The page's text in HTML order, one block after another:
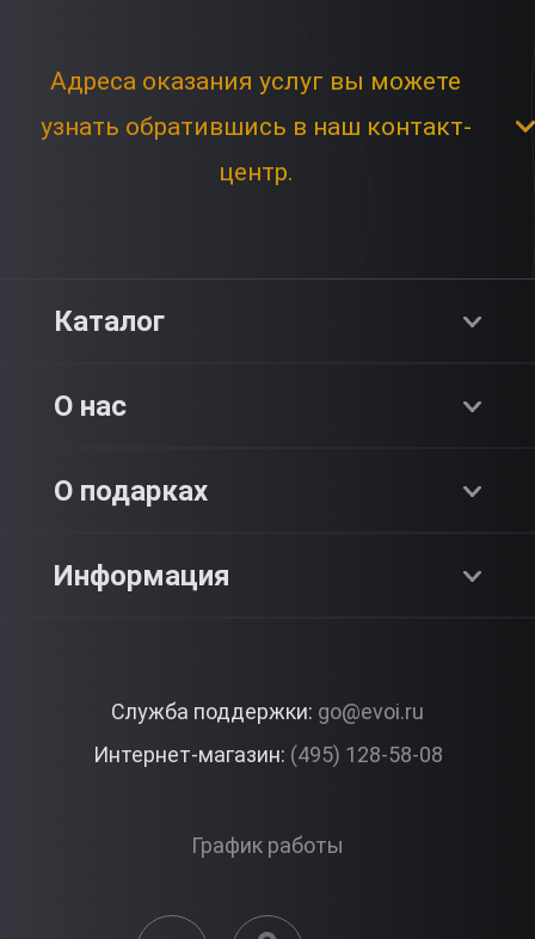
Адреса оказания услуг вы можете
узнать обратившись в наш контакт-
центр.
Каталог
Premium
О нас
О компании
Контакты
О подарках
Как это работает?
Вопросы и ответы
Информация
Корпоративные подарки
Служба поддержки: go@evoi.ru
Интернет-магазин: (495) 128-58-08
График работы